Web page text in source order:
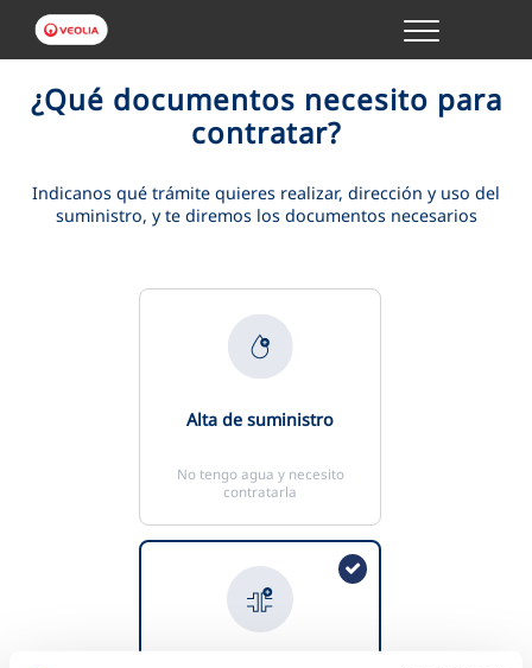
Menu
GESTIONES ONLINE
TU SERVICIO
VER TODAS LAS GESTIONES
VER TODAS LAS GESTIONES
VER TODAS LAS GESTIONES
¿Qué documentos necesito para
contratar?
Indicanos qué trámite quieres realizar, dirección y uso del
suministro, y te diremos los documentos necesarios
Alta de suministro
No tengo agua y necesito
contratarla